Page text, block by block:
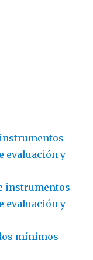
evaluación y
instrumentos
evaluación y
mínimos